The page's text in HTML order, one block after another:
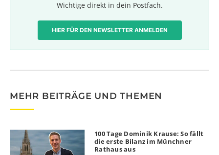
Wichtige direkt in dein Postfach.
HIER FÜR DEN NEWSLETTER ANMELDEN
MEHR BEITRÄGE UND THEMEN
100 Tage Dominik Krause: So fällt
die erste Bilanz im Münchner
Rathaus aus